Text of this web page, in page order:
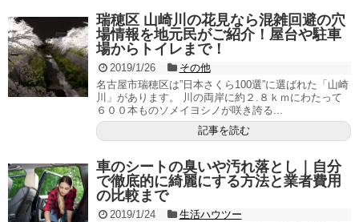
瑞穂区 山崎川の花見なら混雑回避の穴
場情報を地元民がご紹介！屋台や駐車
場からトイレまで！
2019/1/26
その他
名古屋市瑞穂区は”日本さくら100選”に選ばれた「山崎
川」があります。 川の両岸に約２.８ｋｍにわたって
６００本ものソメイヨシノが咲き誇る...
記事を読む
車のシートの臭いや汚れ落とし｜自分
で徹底的に綺麗にする方法と業者費用
の比較まで
2019/1/24
生活ハウツー